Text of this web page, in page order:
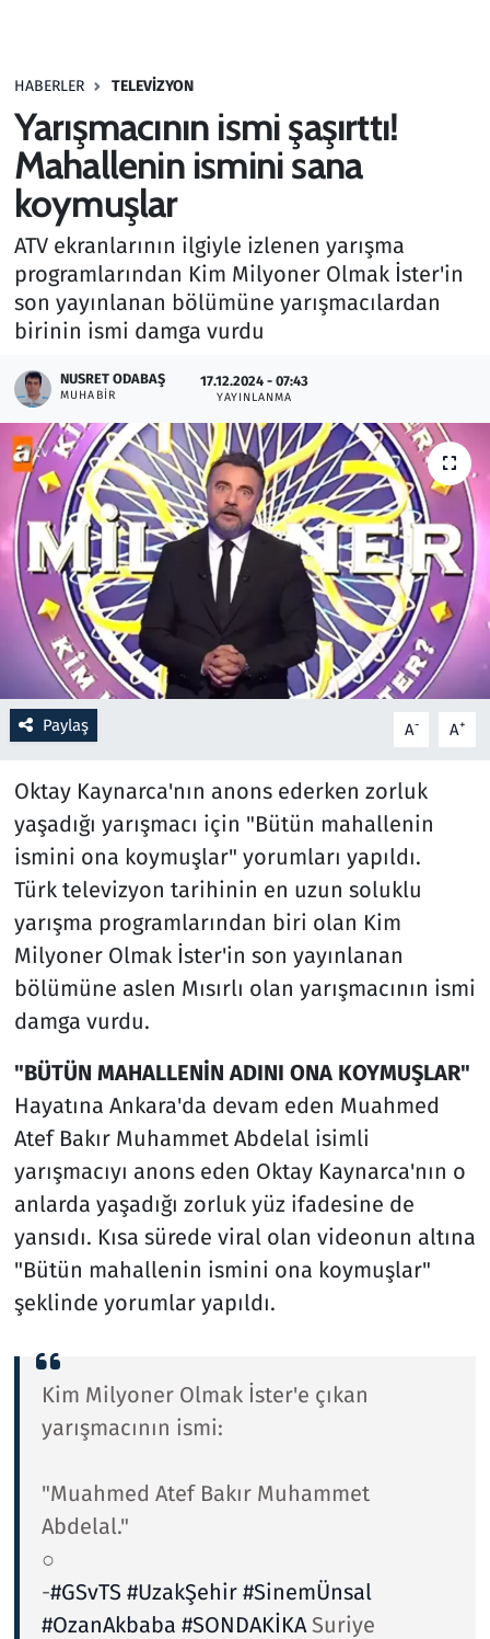
HABERLER TELEVIZYON
Yarışmacının ismi şaşırttı!
Mahallenin ismini sana
koymuşlar
ATV ekranlarının ilgiyle izlenen yarışma
programlarından Kim Milyoner Olmak İster'in
son yayınlanan bölümüne yarışmacılardan
birinin ismi damga vurdu
NUSRET ODABAŞ
MUHABIR
17.12.2024 - 07:43
YAYINLANMA
Paylaş A- A+
Oktay Kaynarca'nın anons ederken zorluk
yaşadığı yarışmacı için "Bütün mahallenin
ismini ona koymuşlar" yorumları yapıldı.
Türk televizyon tarihinin en uzun soluklu
yarışma programlarından biri olan Kim
Milyoner Olmak İster'in son yayınlanan
bölümüne aslen Mısırlı olan yarışmacının ismi
damga vurdu.
"BÜTÜN MAHALLENİN ADINI ONA KOYMUŞLAR"
Hayatına Ankara'da devam eden Muahmed
Atef Bakır Muhammet Abdelal isimli
yarışmacıyı anons eden Oktay Kaynarca'nın o
anlarda yaşadığı zorluk yüz ifadesine de
yansıdı. Kısa sürede viral olan videonun altına
"Bütün mahallenin ismini ona koymuşlar"
şeklinde yorumlar yapıldı.
Kim Milyoner Olmak İster'e çıkan
yarışmacının ismi:
"Muahmed Atef Bakır Muhammet
Abdelal."
○
-#GSvTS #UzakŞehir #SinemÜnsal
#OzanAkbaba #SONDAKİKASuriye
Haber
Kültür Sanat
Kurumsal Haberler
Lezzet Durağı
Memur ve Kamu
Otomobil
Oyun
Ramazan
Resmi İlanlar
Rüya Tabirleri
Sağlık
Savunma Sanayi
Spor
Teknoloji ve Bilim
Televizyon